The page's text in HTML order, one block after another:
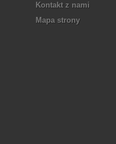
Kontakt z nami
Mapa strony